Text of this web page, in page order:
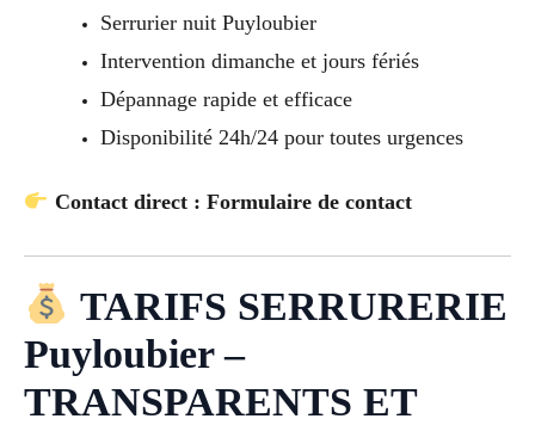
Serrurier nuit Puyloubier
Intervention dimanche et jours fériés
Dépannage rapide et efficace
Disponibilité 24h/24 pour toutes urgences
Contact direct : Formulaire de contact
TARIFS SERRURERIE
Puyloubier –
TRANSPARENTS ET